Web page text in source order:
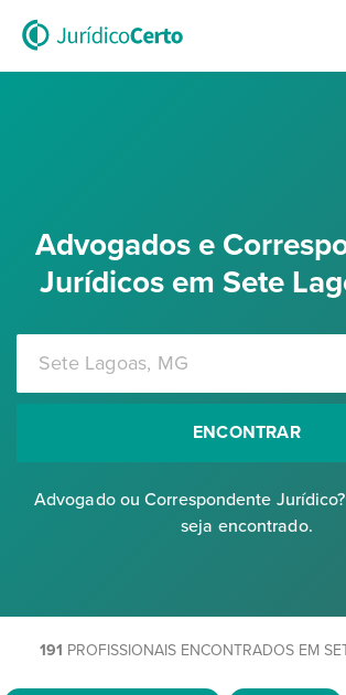
Advogados e
Jurídicos em Sete
ENCONTRAR
Advogado ou Correspondente
seja encontrado.
191 PROFISSIONAIS ENCONTRADOS EM